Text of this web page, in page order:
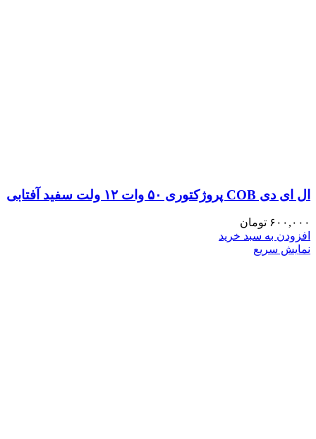
ال ای دی COB پروژکتوری ۵۰ وات ۱۲ ولت سفید آفتابی
۶۰۰,۰۰۰ تومان
افزودن به سبد خرید
نمایش سریع